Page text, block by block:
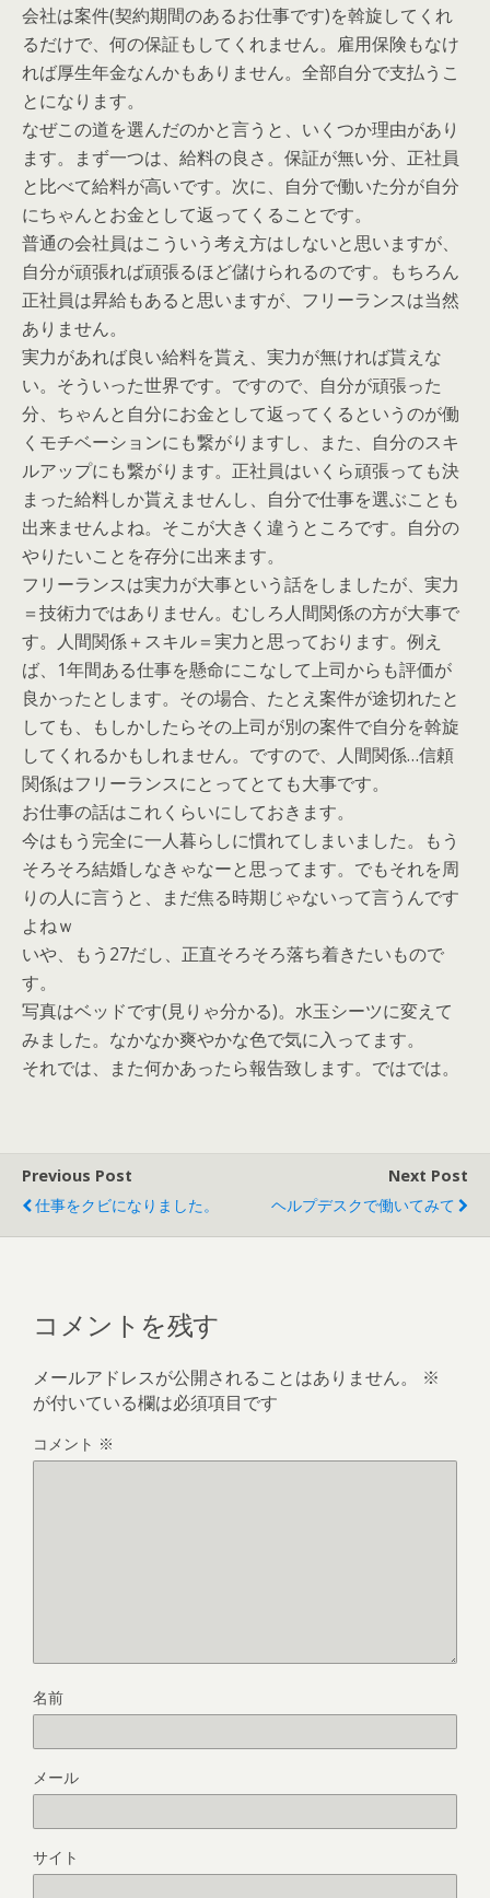
会社は案件(契約期間のあるお仕事です)を斡旋してくれ
るだけで、何の保証もしてくれません。雇用保険もなけ
れば厚生年金なんかもありません。全部自分で支払うこ
とになります。
なぜこの道を選んだのかと言うと、いくつか理由があり
ます。まず一つは、給料の良さ。保証が無い分、正社員
と比べて給料が高いです。次に、自分で働いた分が自分
にちゃんとお金として返ってくることです。
普通の会社員はこういう考え方はしないと思いますが、
自分が頑張れば頑張るほど儲けられるのです。もちろん
正社員は昇給もあると思いますが、フリーランスは当然
ありません。
実力があれば良い給料を貰え、実力が無ければ貰えな
い。そういった世界です。ですので、自分が頑張った
分、ちゃんと自分にお金として返ってくるというのが働
くモチベーションにも繋がりますし、また、自分のスキ
ルアップにも繋がります。正社員はいくら頑張っても決
まった給料しか貰えませんし、自分で仕事を選ぶことも
出来ませんよね。そこが大きく違うところです。自分の
やりたいことを存分に出来ます。
フリーランスは実力が大事という話をしましたが、実力
＝技術力ではありません。むしろ人間関係の方が大事で
す。人間関係＋スキル＝実力と思っております。例え
ば、1年間ある仕事を懸命にこなして上司からも評価が
良かったとします。その場合、たとえ案件が途切れたと
しても、もしかしたらその上司が別の案件で自分を斡旋
してくれるかもしれません。ですので、人間関係…信頼
関係はフリーランスにとってとても大事です。
お仕事の話はこれくらいにしておきます。
今はもう完全に一人暮らしに慣れてしまいました。もう
そろそろ結婚しなきゃなーと思ってます。でもそれを周
りの人に言うと、まだ焦る時期じゃないって言うんです
よねｗ
いや、もう27だし、正直そろそろ落ち着きたいもので
す。
写真はベッドです(見りゃ分かる)。水玉シーツに変えて
みました。なかなか爽やかな色で気に入ってます。
それでは、また何かあったら報告致します。ではでは。
Previous Post
仕事をクビになりました。
Next Post
ヘルプデスクで働いてみて
コメントを残す
メールアドレスが公開されることはありません。
※
が付いている欄は必須項目です
コメント ※
名前
メール
サイト